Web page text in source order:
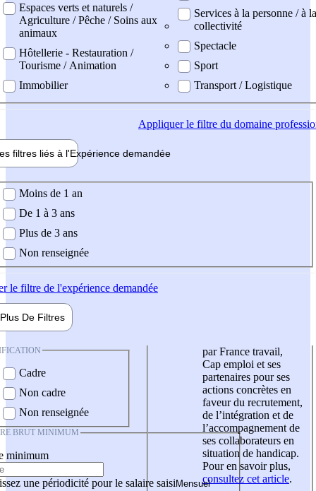
Espaces verts et naturels /
Agriculture / Pêche / Soins aux
animaux
Hôtellerie - Restauration /
Tourisme / Animation
Immobilier
Services à la personne / à la
collectivité
Spectacle
Sport
Transport / Logistique
Appliquerle filtre du domaine
filtres liés à l'Expérience demandée
demandée
Moins de 1 an
De 1 à 3 ans
Plus de 3 ans
Non renseignée
le filtre de l'expérience demandée
Plus De Filtres
Cadre
Non cadre
Non renseignée
BRUT MINIMUM
minimum
une périodicité pour le salaire saisi
par France travail,
Cap emploi et ses
partenaires pour ses
actions concrètes en
faveur du recrutement,
de l’intégration et de
l’accompagnement de
ses collaborateurs en
situation de handicap.
Pour en savoir plus,
consultez cet article.